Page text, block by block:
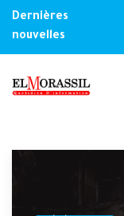
Dernières
nouvelles